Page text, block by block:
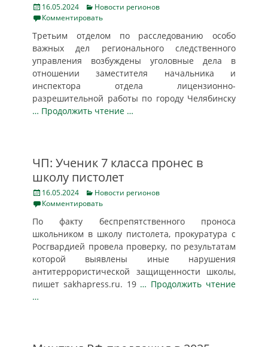
Posted
on
16.05.2024 Categories
Новости регионов
Комментировать
Третьим отделом по расследованию особо
важных дел регионального следственного
управления возбуждены уголовные дела в
отношении заместителя начальника и
инспектора отдела лицензионно-
разрешительной работы по городу Челябинску
… Продолжить чтение …
ЧП: Ученик 7 класса пронес в
школу пистолет
Posted
on
16.05.2024 Categories
Новости регионов
Комментировать
По факту беспрепятственного проноса
школьником в школу пистолета, прокуратура с
Росгвардией провела проверку, по результатам
которой выявлены иные нарушения
антитеррористической защищенности школы,
пишет sakhapress.ru. 19 … Продолжить чтение
…